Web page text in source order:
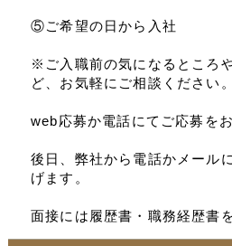
⑤ご希望の日から入社
※ご入職前の気になるところ
ど、お気軽にご相談ください。
web応募か電話にてご応募を
後日、弊社から電話かメール
げます。
面接には履歴書・職務経歴書